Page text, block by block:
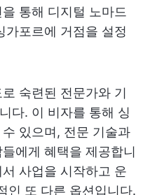
통해 디지털 노마드
가포르에 거점을 설정
숙련된 전문가와 기
다. 이 비자를 통해 싱
있으며, 전문 기술과
에게 혜택을 제공합니
사업을 시작하고 운
인 또 다른 옵션입니다.